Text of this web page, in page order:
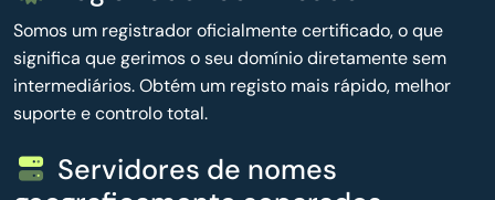
Somos um registrador oficialmente certificado, o que
significa que gerimos o seu domínio diretamente sem
intermediários. Obtém um registo mais rápido, melhor
suporte e controlo total.
Servidores de nomes